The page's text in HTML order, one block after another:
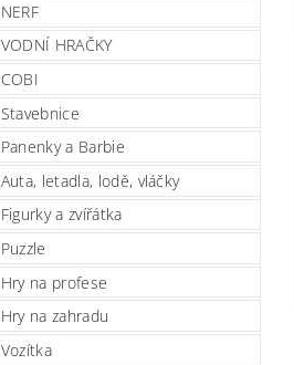
NERF
VODNÍ HRAČKY
COBI
Stavebnice
Panenky a Barbie
Auta, letadla, lodě, vláčky
Figurky a zvířátka
Puzzle
Hry na profese
Hry na zahradu
Vozítka